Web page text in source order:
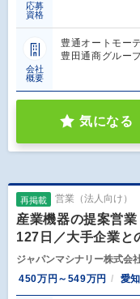
応募
資格
会社
概要
豊通オートモー
豊田通商グルー
気になる
再掲載 営業（法人向け）
産業機器の提案営
127日／大手企業と
ジャパンマシナリー株式会
450万円～549万円
愛